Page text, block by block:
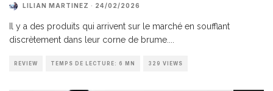
LILIAN MARTINEZ · 24/02/2026
Il y a des produits qui arrivent sur le marché en soufflant
discrètement dans leur corne de brume.
REVIEW TEMPS DE LECTURE: 6 MN 329 VIEWS